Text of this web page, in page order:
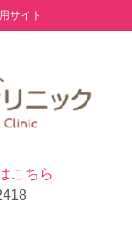
サイト
こちら